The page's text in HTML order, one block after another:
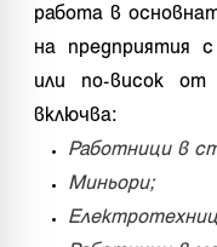
работа в
на предприятия
или по-висок от
включва:
Работници в
Миньори;